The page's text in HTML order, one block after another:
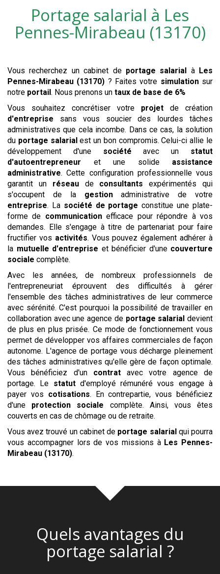
Portage salarial à Les
Pennes-Mirabeau (13170)
Vous recherchez un cabinet de portage salarial à Les
Pennes-Mirabeau (13170) ? Faites votre simulation sur
notre portail . Nous prenons un taux de base de 6%
Vous souhaitez concrétiser votre projet de création
d'entreprise sans vous soucier des lourdes tâches
administratives que cela incombe. Dans ce cas, la solution
du portage salarial est un bon compromis. Celui-ci allie le
développement d'une sociétéavec un statut
d'autoentrepreneur et une solide assistance
administrative. Cette configuration professionnelle vous
garantit un réseaude consultants expérimentés qui
s'occupent de la gestionadministrative de votre
entreprise. La société de portage constitue une plate-
forme de communicationefficace pour répondre à vos
demandes. Elle s'engage à titre de partenariat pour faire
fructifier vos activités. Vous pouvez également adhérer à
la mutuelle d'entreprise et bénéficier d'une couverture
sociale complète.
Avec les années, de nombreux professionnels de
l'entrepreneuriat éprouvent des difficultés à gérer
l'ensemble des tâches administratives de leur commerce
avec sérénité. C'est pourquoi la possibilité de travailler en
collaboration avec une agence de portage salarial devient
de plus en plus prisée. Ce mode de fonctionnement vous
permet de développer vos affaires commerciales de façon
autonome. L'agence de portage vous décharge pleinement
des tâches administratives qu'elle gère de façon optimale.
Vous bénéficiez d'un contratavec votre agence de
portage. Le statut d'employé rémunéré vous engage à
payer vos cotisations. En contrepartie, vous bénéficiez
d'une protection sociale complète. Ainsi, vous êtes
couverts en cas de chômage ou de retraite.
Vous avez trouvé un cabinet de portage salarial qui pourra
vous accompagner lors de vos missions à Les Pennes-
Mirabeau (13170).
Quels avantages du
portage salarial ?